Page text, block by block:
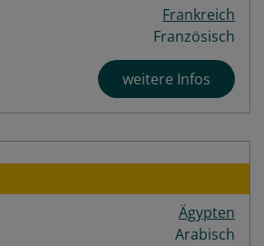
Frankreich
Französisch
weitere Infos
Ägypten
Arabisch